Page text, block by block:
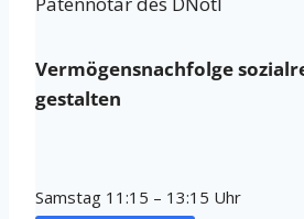
Vermögensnachfolge
gestalten
Samstag 11:15 – 13:15 Uhr